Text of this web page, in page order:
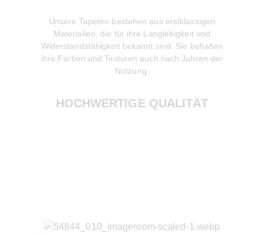
Unsere Tapeten bestehen aus erstklassigen
Materialien, die für ihre Langlebigkeit und
Widerstandsfähigkeit bekannt sind. Sie behalten
ihre Farben und Texturen auch nach Jahren der
Nutzung.
HOCHWERTIGE QUALITÄT